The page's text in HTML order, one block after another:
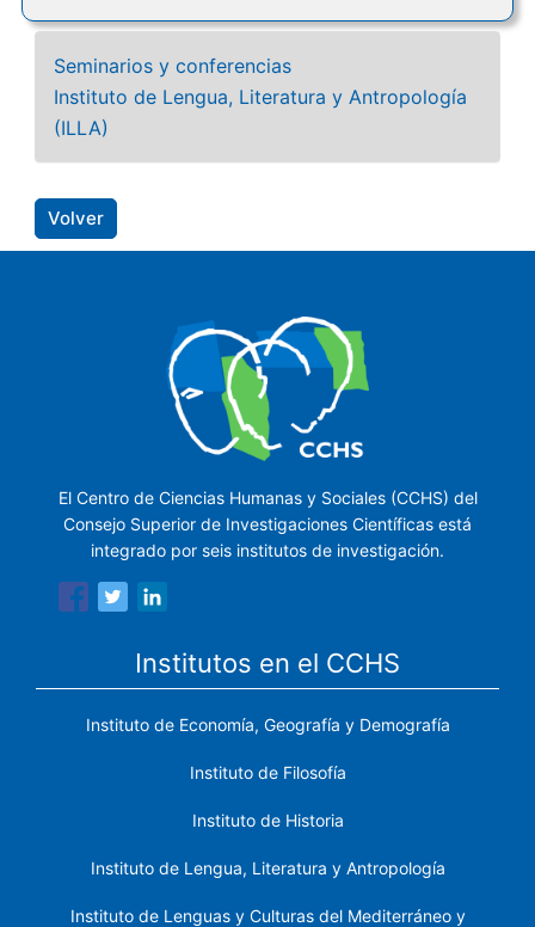
Seminarios y conferencias
Instituto de Lengua, Literatura y Antropología
(ILLA)
Volver
El Centro de Ciencias Humanas y Sociales (CCHS) del
Consejo Superior de Investigaciones Científicas está
integrado por seis institutos de investigación.
Institutos en el CCHS
Instituto de Economía, Geografía y Demografía
Instituto de Filosofía
Instituto de Historia
Instituto de Lengua, Literatura y Antropología
Instituto de Lenguas y Culturas del Mediterráneo y